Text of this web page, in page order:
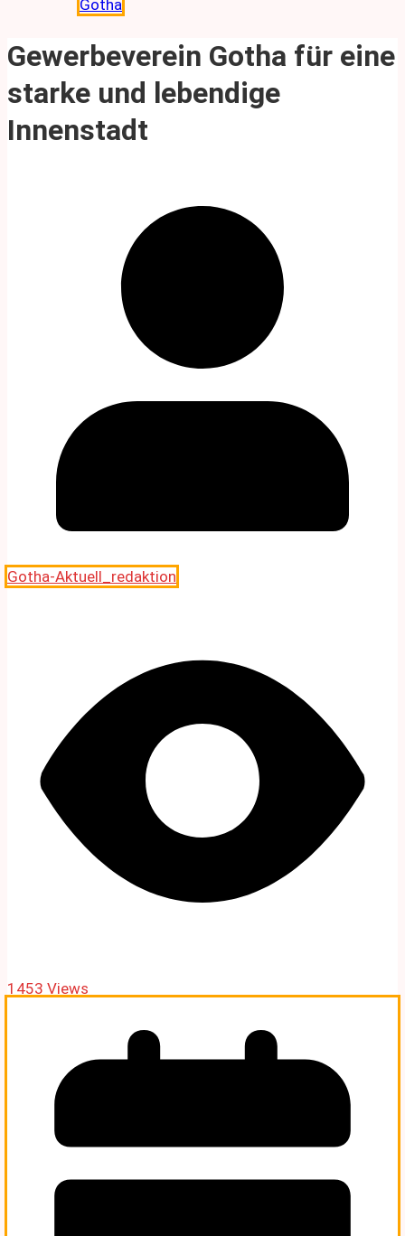
Gotha
Gewerbeverein Gotha für eine
starke und lebendige
Innenstadt
Gotha-Aktuell_redaktion
1453 Views